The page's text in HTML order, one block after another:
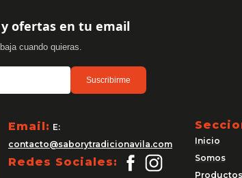
y ofertas en tu email
cuando quieras.
Suscribirme
Email: E:
contacto@saborytradicionavila.com
Redes Sociales:
Inicio
Somos
Productos